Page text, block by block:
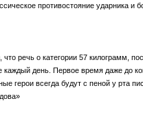
противостояние ударника и
речь о категории 57 килограмм,
день. Первое время даже до
герои всегда будут с пеной у рта